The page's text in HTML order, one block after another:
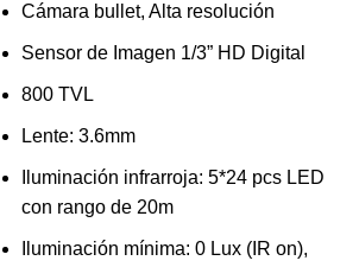
Cámara bullet, Alta resolución
Sensor de Imagen 1/3” HD Digital
800 TVL
Lente: 3.6mm
Iluminación infrarroja: 5*24 pcs LED
con rango de 20m
Iluminación mínima: 0 Lux (IR on),